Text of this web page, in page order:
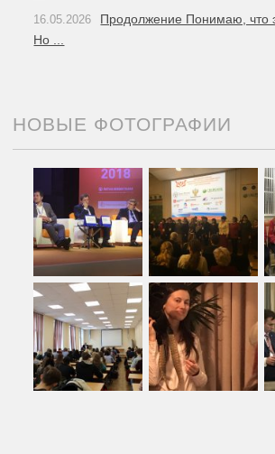
16.05.2026
Продолжение Понимаю, что
Но ...
НОВЫЕ ФОТОГРАФИИ